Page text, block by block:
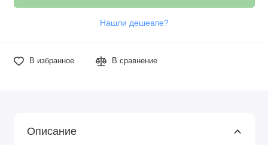
Нашли дешевле?
В избранное В сравнение
Описание